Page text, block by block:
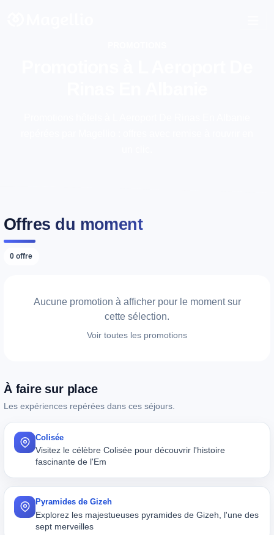
Offres du moment
0 offre
Aucune promotion à afficher pour le moment sur
cette sélection.
Voir toutes les promotions
À faire sur place
Les expériences repérées dans ces séjours.
Colisée
Visitez le célèbre Colisée pour découvrir l'histoire
fascinante de l'Em
Pyramides de Gizeh
Explorez les majestueuses pyramides de Gizeh, l'une des
sept merveilles